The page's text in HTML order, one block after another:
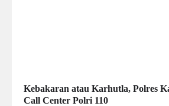
Kebakaran atau Karhutla, Polres
Call Center Polri 110